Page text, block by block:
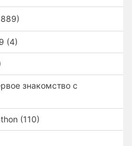
(4)
знакомство с
(110)